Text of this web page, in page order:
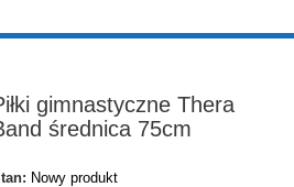
gimnastyczne Thera
średnica 75cm
Nowy produkt